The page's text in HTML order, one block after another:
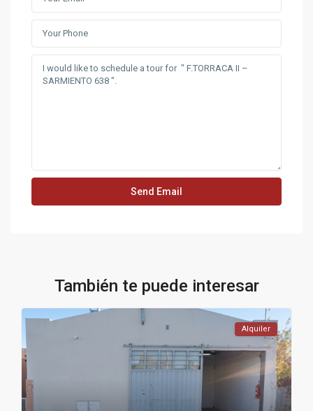
También te puede interesar
Alquiler